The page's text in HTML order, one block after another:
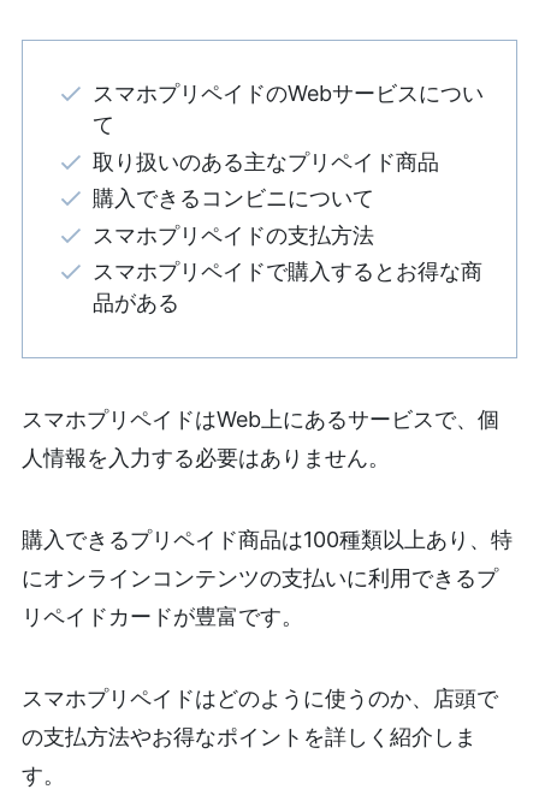
スマホプリペイドのWebサービスについ
て
取り扱いのある主なプリペイド商品
購入できるコンビニについて
スマホプリペイドの支払方法
スマホプリペイドで購入するとお得な商
品がある
スマホプリペイドはWeb上にあるサービスで、個
人情報を入力する必要はありません。
購入できるプリペイド商品は100種類以上あり、特
にオンラインコンテンツの支払いに利用できるプ
リペイドカードが豊富です。
スマホプリペイドはどのように使うのか、店頭で
の支払方法やお得なポイントを詳しく紹介しま
す。